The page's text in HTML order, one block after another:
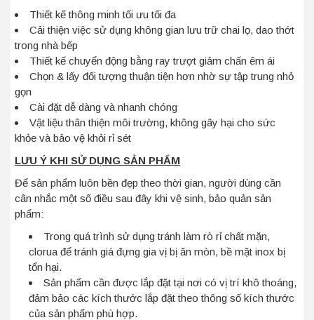
Thiết kế thông minh tối ưu tối đa
Cải thiện việc sử dụng không gian lưu trữ chai lọ, dao thớt
trong nhà bếp
Thiết kế chuyển động bằng ray trượt giảm chấn êm ái
Chọn & lấy đối tượng thuận tiện hơn nhờ sự tập trung nhỏ
gọn
Cài đặt dễ dàng và nhanh chóng
Vật liệu thân thiện môi trường, không gây hại cho sức
khỏe và bảo vệ khỏi rỉ sét
LƯU Ý KHI SỬ DỤNG SẢN PHẨM
Để sản phẩm luôn bền đẹp theo thời gian, người dùng cần
cân nhắc một số điều sau đây khi vệ sinh, bảo quản sản
phẩm:
Trong quá trình sử dụng tránh làm rò rỉ chất mặn,
clorua để tránh giá đựng gia vị bị ăn mòn, bề mặt inox bị
tổn hại.
Sản phẩm cần được lắp đặt tại nơi có vị trí khô thoáng,
đảm bảo các kích thước lắp đặt theo thông số kích thước
của sản phẩm phù hợp.